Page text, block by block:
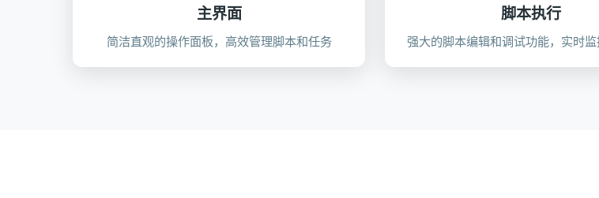
主界面
简洁直观的操作面板，高效管理脚本和任务
脚本执行
强大的脚本编辑和调试功能，实时